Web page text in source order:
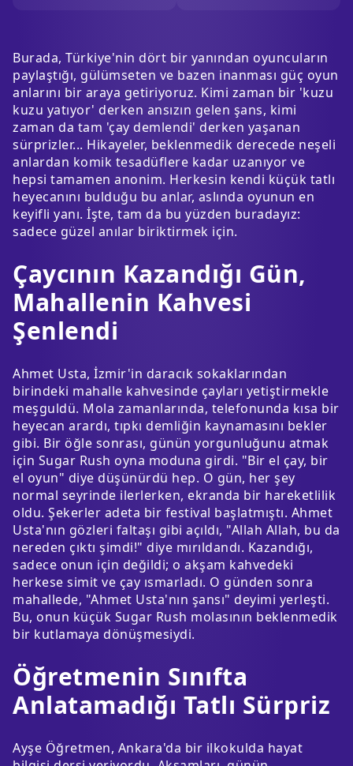
Burada, Türkiye'nin dört bir yanından oyuncuların
paylaştığı, gülümseten ve bazen inanması güç oyun
anlarını bir araya getiriyoruz. Kimi zaman bir 'kuzu
kuzu yatıyor' derken ansızın gelen şans, kimi
zaman da tam 'çay demlendi' derken yaşanan
sürprizler... Hikayeler, beklenmedik derecede neşeli
anlardan komik tesadüflere kadar uzanıyor ve
hepsi tamamen anonim. Herkesin kendi küçük tatlı
heyecanını bulduğu bu anlar, aslında oyunun en
keyifli yanı. İşte, tam da bu yüzden buradayız:
sadece güzel anılar biriktirmek için.
Çaycının Kazandığı Gün,
Mahallenin Kahvesi
Şenlendi
Ahmet Usta, İzmir'in daracık sokaklarından
birindeki mahalle kahvesinde çayları yetiştirmekle
meşguldü. Mola zamanlarında, telefonunda kısa bir
heyecan arardı, tıpkı demliğin kaynamasını bekler
gibi. Bir öğle sonrası, günün yorgunluğunu atmak
için Sugar Rush oyna moduna girdi. "Bir el çay, bir
el oyun" diye düşünürdü hep. O gün, her şey
normal seyrinde ilerlerken, ekranda bir hareketlilik
oldu. Şekerler adeta bir festival başlatmıştı. Ahmet
Usta'nın gözleri faltaşı gibi açıldı, "Allah Allah, bu da
nereden çıktı şimdi!" diye mırıldandı. Kazandığı,
sadece onun için değildi; o akşam kahvedeki
herkese simit ve çay ısmarladı. O günden sonra
mahallede, "Ahmet Usta'nın şansı" deyimi yerleşti.
Bu, onun küçük Sugar Rush molasının beklenmedik
bir kutlamaya dönüşmesiydi.
Öğretmenin Sınıfta
Anlatamadığı Tatlı Sürpriz
Ayşe Öğretmen, Ankara'da bir ilkokulda hayat